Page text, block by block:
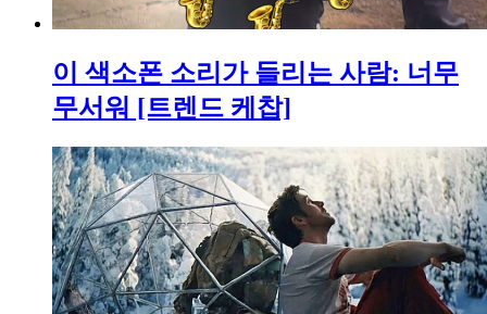
이 색소폰 소리가 들리는 사람: 너무
무서워 [트렌드 케찹]